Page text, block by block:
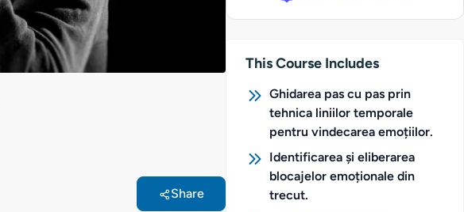
Share
This Course Includes
Ghidarea pas cu pas prin
tehnica liniilor temporale
pentru vindecarea emoțiilor.
Identificarea și eliberarea
blocajelor emoționale din
trecut.